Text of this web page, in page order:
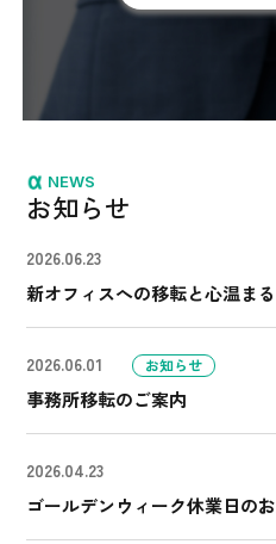
NEWS
お知らせ
2026.06.23
新オフィスへの移転と心温ま
2026.06.01 お知らせ
事務所移転のご案内
2026.04.23
ゴールデンウィーク休業日の